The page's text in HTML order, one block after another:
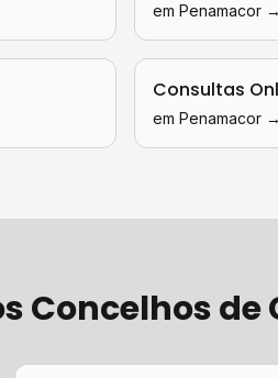
em Penamacor →
Consultas
em Penamacor →
Concelhos de